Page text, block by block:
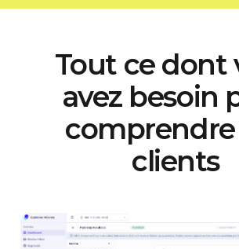
Tout ce dont
avez besoin
comprendre
clients